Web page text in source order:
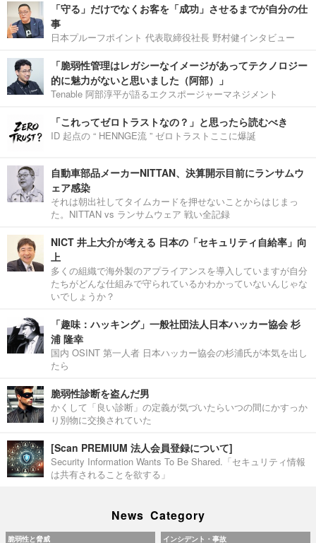
「守る」だけでなくお客を「成功」させるまでが自分の仕
事
日本プルーフポイント 代表取締役社長 野村健インタビュー
「脆弱性管理はレガシーなイメージがあってテクノロジー
的に魅力がないと思いました（阿部）」
Tenable 阿部淳平が語るエクスポージャーマネジメント
「これってゼロトラストなの？」と思ったら読むべき
ID 起点の “ HENNGE流 ” ゼロトラストここに爆誕
自動車部品メーカーNITTAN、決算開示目前にランサムウ
ェア感染
それは朝出社してタイムカードを押せないことからはじまっ
た。NITTAN vs ランサムウェア 戦い全記録
NICT 井上大介が考える 日本の「セキュリティ自給率」向
上
多くの組織で海外製のアプライアンスを導入していますが自分
たちがどんな仕組みで守られているかわかっていないんじゃな
いでしょうか？
「趣味：ハッキング」一般社団法人日本ハッカー協会 杉
浦 隆幸
国内 OSINT 第一人者 日本ハッカー協会の杉浦氏が本気を出し
たら
脆弱性診断を盗んだ男
かくして「良い診断」の定義が気づいたらいつの間にかすっか
り別物に交換されていた
[Scan PREMIUM 法人会員登録について]
Security Information Wants To Be Shared.「セキュリティ情報
は共有されることを欲する」
News Category
脆弱性と脅威 インシデント・事故